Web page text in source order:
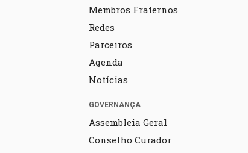
Membros Fraternos
Redes
Parceiros
Agenda
Notícias
GOVERNANÇA
Assembleia Geral
Conselho Curador